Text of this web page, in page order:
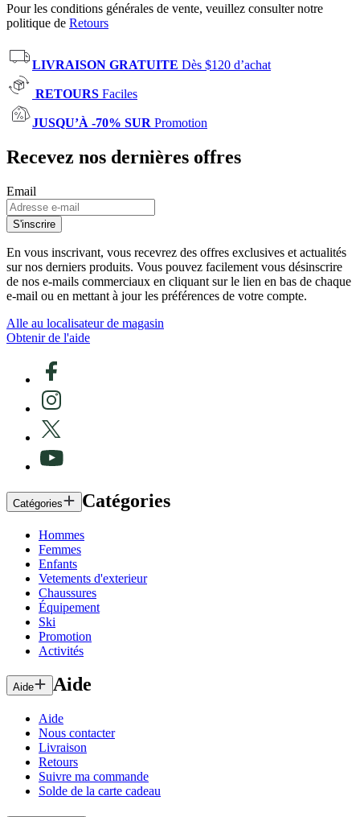
Pour les conditions générales de vente, veuillez consulter notre
politique de Retours
LIVRAISON GRATUITE Dès $120 d’achat
RETOURS Faciles
JUSQU’À -70% SUR Promotion
Recevez nos dernières offres
Email
S'inscrire
En vous inscrivant, vous recevrez des offres exclusives et actualités
sur nos derniers produits. Vous pouvez facilement vous désinscrire
de nos e-mails commerciaux en cliquant sur le lien en bas de chaque
e-mail ou en mettant à jour les préférences de votre compte.
Alle au localisateur de magasin
Obtenir de l'aide
Catégories Catégories
Hommes
Femmes
Enfants
Vetements d'exterieur
Chaussures
Équipement
Ski
Promotion
Activités
Aide Aide
Aide
Nous contacter
Livraison
Retours
Suivre ma commande
Solde de la carte cadeau